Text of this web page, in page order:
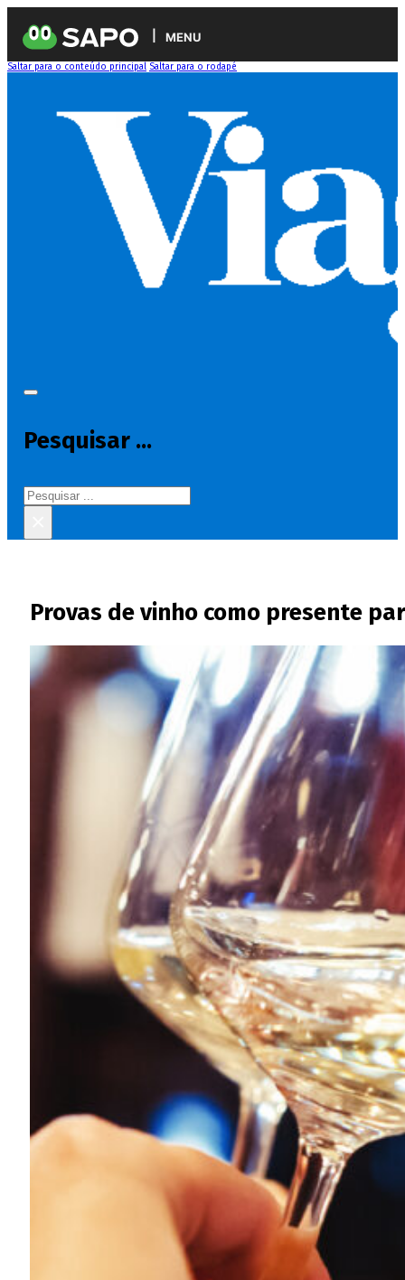
MENU
Saltar para o conteúdo principal Saltar para o rodapé
Pesquisar ...
Pesquisar
Provas de vinho como presente